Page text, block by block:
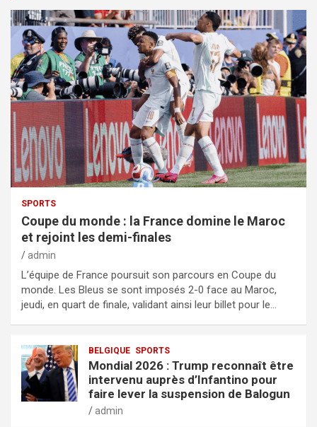
SPORTS
Coupe du monde : la France domine le Maroc
et rejoint les demi-finales
admin
L’équipe de France poursuit son parcours en Coupe du
monde. Les Bleus se sont imposés 2-0 face au Maroc,
jeudi, en quart de finale, validant ainsi leur billet pour le…
BELGIQUE SPORTS
Mondial 2026 : Trump reconnaît être
intervenu auprès d’Infantino pour
faire lever la suspension de Balogun
admin